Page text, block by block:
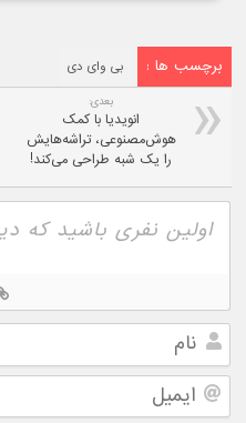
برچسب ها : بی وای دی
بعدی:
انویدیا با کمک
هوش‌مصنوعی، تراشه‌هایش
را یک شبه طراحی می‌کند!